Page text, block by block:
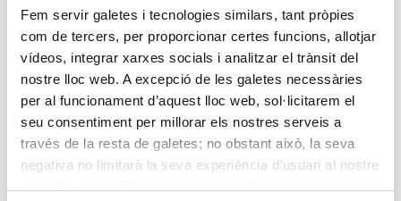
Fem servir galetes i tecnologies similars, tant pròpies
com de tercers, per proporcionar certes funcions, allotjar
vídeos, integrar xarxes socials i analitzar el trànsit del
nostre lloc web. A excepció de les galetes necessàries
per al funcionament d’aquest lloc web, sol·licitarem el
seu consentiment per millorar els nostres serveis a
través de la resta de galetes; no obstant això, la seva
negativa no limitarà la seva experiència d’usuari al nostre
Des d’Accent Social assenyalen que evitar el
cansament en les persones grans durant les èpoques
de calor requereix un enfocament multifacètic que
inclogui una hidratació adequada, vestimenta i entorn
apropiats, una dieta equilibrada, activitat física
moderada, protecció solar, descans suficient, educació
sobre els riscos de la calor i un sistema de suport sòlid.
En implementar aquestes estratègies, les persones